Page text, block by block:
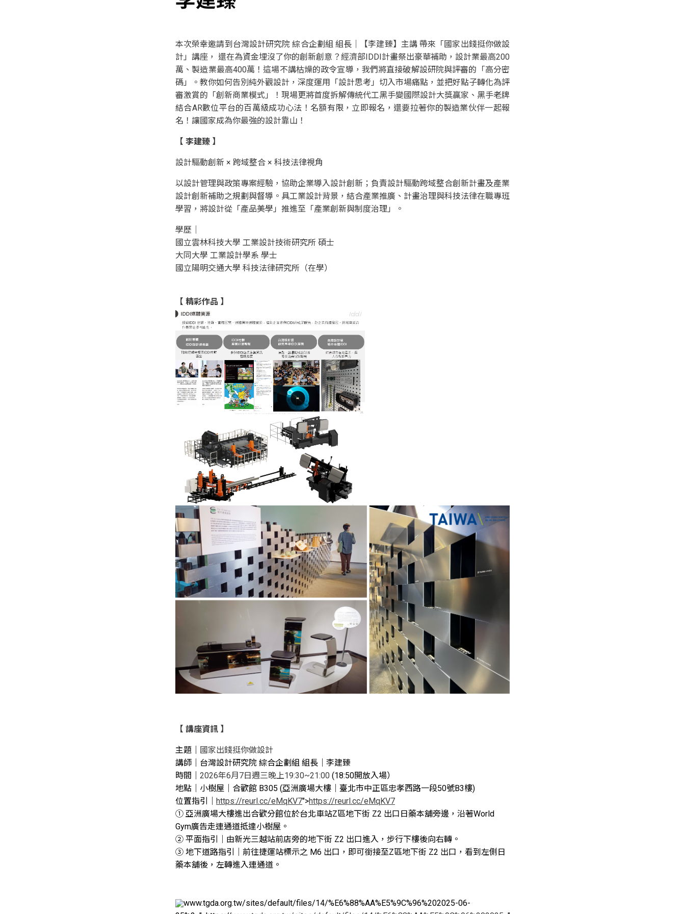
本次榮幸邀請到台灣設計研究院 綜合企劃組 組長｜【李建臻】主講 帶來「國家出錢挺你做設
計」講座， 還在為資金埋沒了你的創新創意？經濟部IDDI計畫祭出豪華補助，設計業最高200
萬、製造業最高400萬！這場不講枯燥的政令宣導，我們將直接破解設研院與評審的「高分密
碼」。教你如何告別純外觀設計，深度運用「設計思考」切入市場痛點，並把好點子轉化為評
審激賞的「創新商業模式」！現場更將首度拆解傳統代工黑手變國際設計大獎贏家、黑手老牌
結合AR數位平台的百萬級成功心法！名額有限，立即報名，還要拉著你的製造業伙伴一起報
名！讓國家成為你最強的設計靠山！
【 李建臻 】
設計驅動創新 × 跨域整合 × 科技法律視角
以設計管理與政策專案經驗，協助企業導入設計創新；負責設計驅動跨域整合創新計畫及產業
設計創新補助之規劃與督導。具工業設計背景，結合產業推廣、計畫治理與科技法律在職專班
學習，將設計從「產品美學」推進至「產業創新與制度治理」。
學歷｜
國立雲林科技大學 工業設計技術研究所 碩士
大同大學 工業設計學系 學士
國立陽明交通大學 科技法律研究所（在學）
【 精彩作品 】
【 講座資訊 】
主題｜
國家出錢挺你做設計
講師｜ 台灣設計研究院 綜合企劃組 組長｜李建臻
時間｜ 2026年6月7日週三晚上19:30~21:00 (18:50開放入場）
地點｜小樹屋 ｜合歡館 B305 (亞洲廣場大樓｜ 臺北市中正區忠孝西路一段50號B3樓)
位置指引｜ https://reurl.cc/eMqKV7">https://reurl.cc/eMqKV7
① 亞洲廣場大樓進出合歡分館位於台北車站Z區地下街 Z2 出口日藥本舖旁邊，沿著World
Gym廣告走連通道抵達小樹屋。
② 平面指引｜ 由新光三越站前店旁的地下街 Z2 出口進入，步行下樓後向右轉。
③ 地下道路指引｜前往捷運站標示之 M6 出口，即可銜接至Z區地下街 Z2 出口，看到左側日
藥本舖後，左轉進入連通道。
www.tgda.org.tw/sites/default/files/14/%E6%88%AA%E5%9C%96%202025-06-